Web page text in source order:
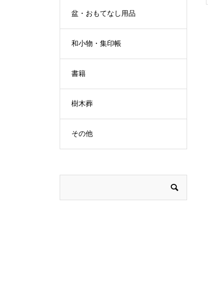
盆・おもてなし用品
和小物・集印帳
書籍
樹木葬
その他